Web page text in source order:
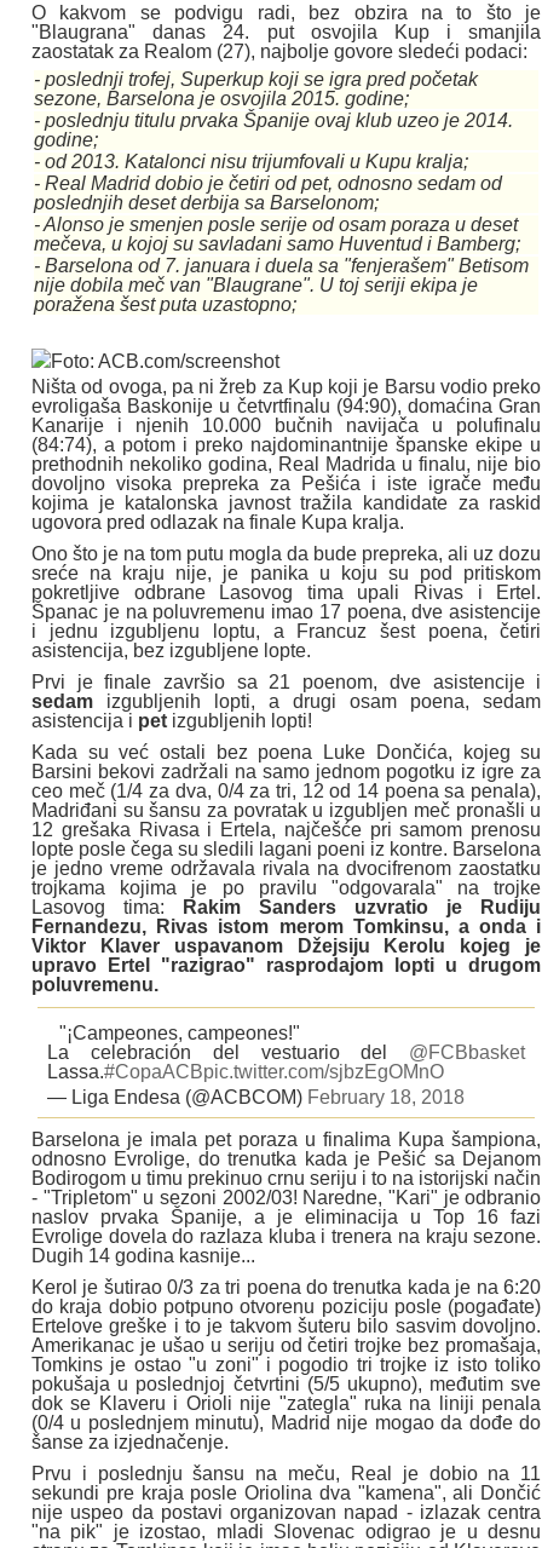
O kakvom se podvigu radi, bez obzira na to što je
"Blaugrana" danas 24. put osvojila Kup i smanjila
zaostatak za Realom (27), najbolje govore sledeći podaci:
- poslednji trofej, Superkup koji se igra pred početak
sezone, Barselona je osvojila 2015. godine;
- poslednju titulu prvaka Španije ovaj klub uzeo je 2014.
godine;
- od 2013. Katalonci nisu trijumfovali u Kupu kralja;
- Real Madrid dobio je četiri od pet, odnosno sedam od
poslednjih deset derbija sa Barselonom;
- Alonso je smenjen posle serije od osam poraza u deset
mečeva, u kojoj su savladani samo Huventud i Bamberg;
- Barselona od 7. januara i duela sa "fenjerašem" Betisom
nije dobila meč van "Blaugrane". U toj seriji ekipa je
poražena šest puta uzastopno;
Foto: ACB.com/screenshot
Ništa od ovoga, pa ni žreb za Kup koji je Barsu vodio preko
evroligaša Baskonije u četvrtfinalu (94:90), domaćina Gran
Kanarije i njenih 10.000 bučnih navijača u polufinalu
(84:74), a potom i preko najdominantnije španske ekipe u
prethodnih nekoliko godina, Real Madrida u finalu, nije bio
dovoljno visoka prepreka za Pešića i iste igrače među
kojima je katalonska javnost tražila kandidate za raskid
ugovora pred odlazak na finale Kupa kralja.
Ono što je na tom putu mogla da bude prepreka, ali uz dozu
sreće na kraju nije, je panika u koju su pod pritiskom
pokretljive odbrane Lasovog tima upali Rivas i Ertel.
Španac je na poluvremenu imao 17 poena, dve asistencije
i jednu izgubljenu loptu, a Francuz šest poena, četiri
asistencija, bez izgubljene lopte.
Prvi je finale završio sa 21 poenom, dve asistencije i
sedam izgubljenih lopti, a drugi osam poena, sedam
asistencija i pet izgubljenih lopti!
Kada su već ostali bez poena Luke Dončića, kojeg su
Barsini bekovi zadržali na samo jednom pogotku iz igre za
ceo meč (1/4 za dva, 0/4 za tri, 12 od 14 poena sa penala),
Madriđani su šansu za povratak u izgubljen meč pronašli u
12 grešaka Rivasa i Ertela, najčešće pri samom prenosu
lopte posle čega su sledili lagani poeni iz kontre. Barselona
je jedno vreme održavala rivala na dvocifrenom zaostatku
trojkama kojima je po pravilu "odgovarala" na trojke
Lasovog tima:
Rakim Sanders uzvratio je Rudiju
Fernandezu, Rivas istom merom Tomkinsu, a onda i
Viktor Klaver uspavanom Džejsiju Kerolu kojeg je
upravo Ertel "razigrao" rasprodajom lopti u drugom
poluvremenu.
"¡Campeones, campeones!"
La celebración del vestuario del @FCBbasket
Lassa.#CopaACBpic.twitter.com/sjbzEgOMnO
— Liga Endesa (@ACBCOM) February 18, 2018
Barselona je imala pet poraza u finalima Kupa šampiona,
odnosno Evrolige, do trenutka kada je Pešić sa Dejanom
Bodirogom u timu prekinuo crnu seriju i to na istorijski način
- "Tripletom" u sezoni 2002/03! Naredne, "Kari" je odbranio
naslov prvaka Španije, a je eliminacija u Top 16 fazi
Evrolige dovela do razlaza kluba i trenera na kraju sezone.
Dugih 14 godina kasnije...
Kerol je šutirao 0/3 za tri poena do trenutka kada je na 6:20
do kraja dobio potpuno otvorenu poziciju posle (pogađate)
Ertelove greške i to je takvom šuteru bilo sasvim dovoljno.
Amerikanac je ušao u seriju od četiri trojke bez promašaja,
Tomkins je ostao "u zoni" i pogodio tri trojke iz isto toliko
pokušaja u poslednjoj četvrtini (5/5 ukupno), međutim sve
dok se Klaveru i Orioli nije "zategla" ruka na liniji penala
(0/4 u poslednjem minutu), Madrid nije mogao da dođe do
šanse za izjednačenje.
Prvu i poslednju šansu na meču, Real je dobio na 11
sekundi pre kraja posle Oriolina dva "kamena", ali Dončić
nije uspeo da postavi organizovan napad - izlazak centra
"na pik" je izostao, mladi Slovenac odigrao je u desnu